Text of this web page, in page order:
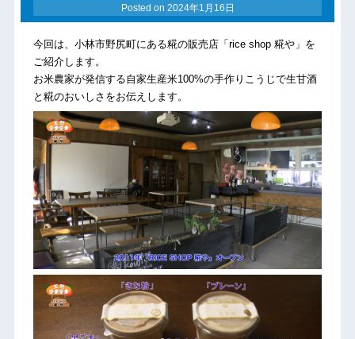
Posted on 2024年1月16日
今回は、小林市野尻町にある糀の販売店「rice shop 糀や」を
ご紹介します。
お米農家が発信する自家生産米100%の手作りこうじで生甘酒
と糀のおいしさをお伝えします。